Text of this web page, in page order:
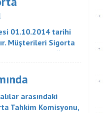
01.10.2014 tarihi
Müşterileri Sigorta
gerektiği
Sitedeki Üye Sigorta
arasındaki
Tahkim Komisyonu,